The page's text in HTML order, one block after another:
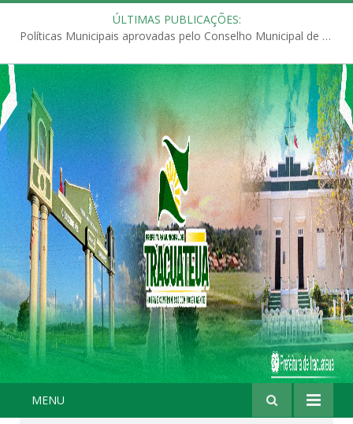
ÚLTIMAS PUBLICAÇÕES:
Políticas Municipais aprovadas pelo Conselho Municipal de Educação (CME)
MENU